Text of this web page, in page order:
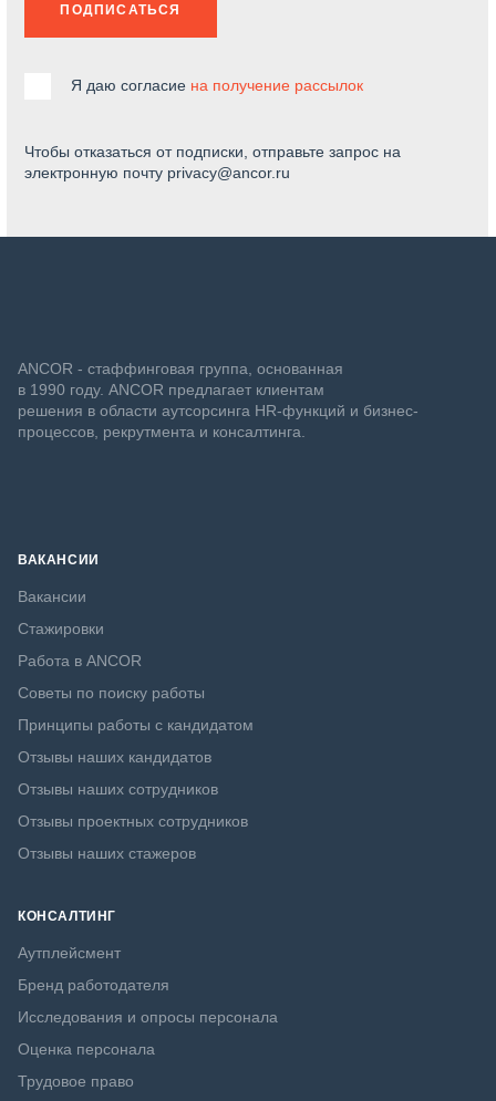
ПОДПИСАТЬСЯ
Я даю согласие на получение рассылок
Чтобы отказаться от подписки, отправьте запрос на
электронную почту privacy@ancor.ru
ANCOR - стаффинговая группа, основанная
в 1990 году. ANCOR предлагает клиентам
решения в области аутсорсинга HR-функций и бизнес-
процессов, рекрутмента и консалтинга.
ВАКАНСИИ
Вакансии
Стажировки
Работа в ANCOR
Советы по поиску работы
Принципы работы с кандидатом
Отзывы наших кандидатов
Отзывы наших сотрудников
Отзывы проектных сотрудников
Отзывы наших стажеров
КОНСАЛТИНГ
Аутплейсмент
Бренд работодателя
Исследования и опросы персонала
Оценка персонала
Трудовое право